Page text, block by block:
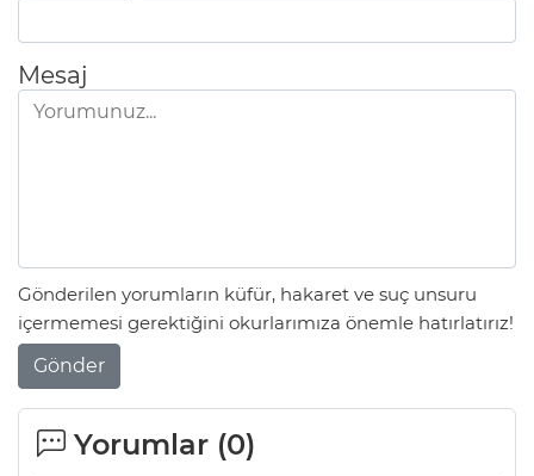
Mesaj
Gönderilen yorumların küfür, hakaret ve suç unsuru
içermemesi gerektiğini okurlarımıza önemle hatırlatırız!
Gönder
Yorumlar (0)